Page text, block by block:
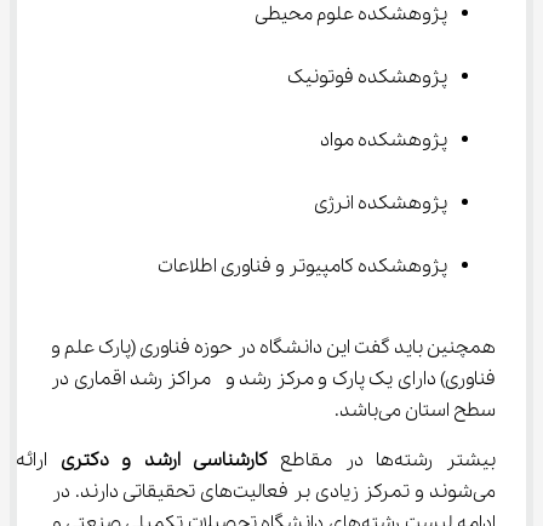
پژوهشکده علوم محیطی
پژوهشکده فوتونیک
پژوهشکده مواد
پژوهشکده انرژی
پژوهشکده کامپیوتر و فناوری اطلاعات
همچنین باید گفت این دانشگاه در حوزه فناوری (پارک علم و
فناوری) دارای یک پارک و مرکز رشد و  مراکز رشد اقماری در
سطح استان می‌باشد.
بیشتر رشته‌ها در مقاطع
کارشناسی ارشد و دکتری ارائه
می‌شوند و تمرکز زیادی بر فعالیت‌های تحقیقاتی دارند. در